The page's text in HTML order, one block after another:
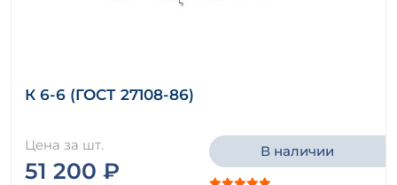
К 6-6 (ГОСТ 27108-86)
Цена за шт.
51 200 ₽
В наличии